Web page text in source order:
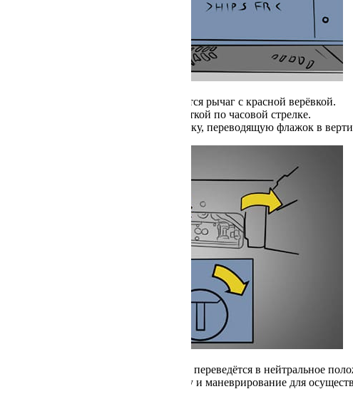
Под панелью будет находится рычаг с красной верёвкой.
Повернуть фиксатор отверткой по часовой стрелке.
Потянуть за красную верёвку, переводящую флажок в
После данной процедуры АКПП переведётся в нейтральное
можете осуществлять буксировку и маневрирование для